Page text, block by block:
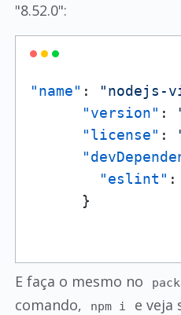
"8.52.0":
"name" : "nodejs-
"version" :
"license" :
"eslint" :
}
E faça o mesmo no
comando,
npm i
e veja